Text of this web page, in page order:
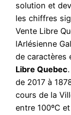
solution et
les chiffres
Vente Libre
lArlésienne
de caractères
Libre Quebec
de 2017 à
cours de la
entre 100ºC